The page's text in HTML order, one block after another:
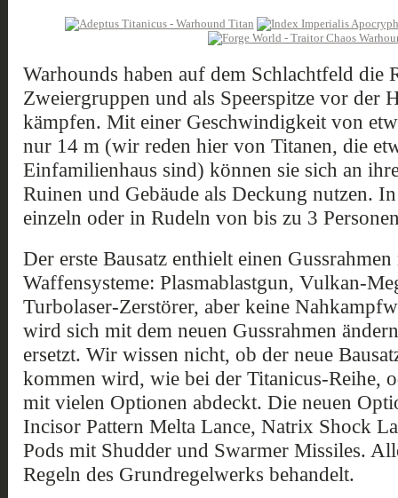
Warhounds haben auf dem Schlachtfeld die
Zweiergruppen und als Speerspitze vor der
kämpfen. Mit einer Geschwindigkeit von
nur 14 m (wir reden hier von Titanen, die
Einfamilienhaus sind) können sie sich an
Ruinen und Gebäude als Deckung nutzen.
einzeln oder in Rudeln von bis zu 3
Der erste Bausatz enthielt einen
Waffensysteme: Plasmablastgun, Vulkan-
Turbolaser-Zerstörer, aber keine
wird sich mit dem neuen Gussrahmen
ersetzt. Wir wissen nicht, ob der neue
kommen wird, wie bei der Titanicus-Reihe,
mit vielen Optionen abdeckt. Die neuen
Incisor Pattern Melta Lance, Natrix Shock
Pods mit Shudder und Swarmer Missiles.
Regeln des Grundregelwerks behandelt.